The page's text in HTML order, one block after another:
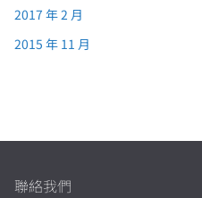
2017 年 2 月
2015 年 11 月
聯絡我們